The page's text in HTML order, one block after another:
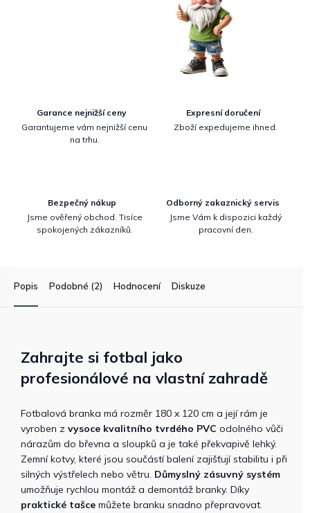
Garance nejnižší ceny
Garantujeme vám nejnižší cenu
na trhu.
Expresní doručení
Zboží expedujeme ihned.
Bezpečný nákup
Jsme ověřený obchod. Tisíce
spokojených zákazníků.
Odborný zakaznický servis
Jsme Vám k dispozici každý
pracovní den.
Popis Podobné (2) Hodnocení Diskuze
Zahrajte si fotbal jako
profesionálové na vlastní zahradě
Fotbalová branka má rozměr 180 x 120 cm a její rám je
vyroben z vysoce kvalitního tvrdého PVC odolného vůči
nárazům do břevna a sloupků a je také překvapivě lehký.
Zemní kotvy, které jsou součástí balení zajišťují stabilitu i při
silných výstřelech nebo větru. Důmyslný zásuvný systém
umožňuje rychlou montáž a demontáž branky. Díky
praktické tašce můžete branku snadno přepravovat.